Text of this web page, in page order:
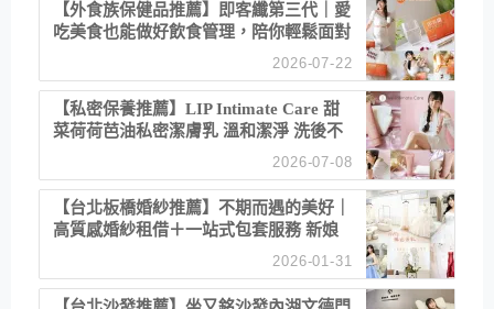
【外食族保健品推薦】即客纖第三代｜愛
吃美食也能做好飲食管理，陪你輕鬆面對
2026-07-22
【私密保養推薦】LIP Intimate Care 甜
菜荷荷芭油私密潔膚乳 溫和潔淨 洗後不
2026-07-08
【台北板橋婚紗推薦】不期而遇的美好｜
高質感婚紗租借＋一站式包套服務 新娘
2026-01-31